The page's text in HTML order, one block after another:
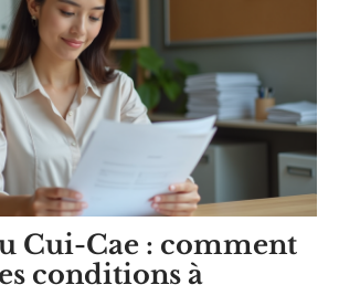
Cui-Cae : comment
conditions à